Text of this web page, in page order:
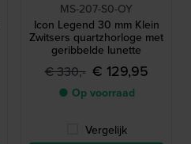
MS-207-S0-OY
Icon Legend 30 mm Klein
Zwitsers quartzhorloge met
geribbelde lunette
€ 330,- € 129,95
● Op voorraad
Vergelijk